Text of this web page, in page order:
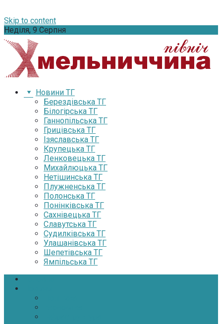
Skip to content
Неділя, 9 Серпня
Новини ТГ
Берездівська ТГ
Білогірська ТГ
Ганнопільська ТГ
Грицівська ТГ
Ізяславська ТГ
Крупецька ТГ
Ленковецька ТГ
Михайлюцька ТГ
Нетішинська ТГ
Плужненська ТГ
Полонська ТГ
Понінківська ТГ
Сахнівецька ТГ
Славутська ТГ
Судилківська ТГ
Улашанівська ТГ
Шепетівська ТГ
Ямпільська ТГ